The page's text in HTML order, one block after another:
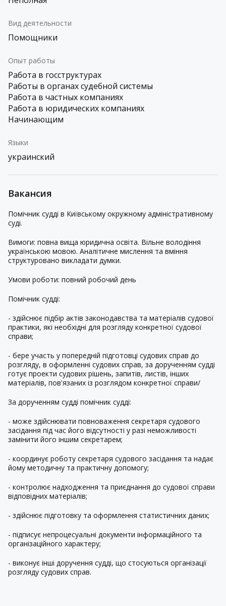
Вид деятельности
Помощники
Опыт работы
Работа в госструктурах
Работы в органах судебной системы
Работа в частных компаниях
Работа в юридических компаниях
Начинающим
Языки
украинский
Вакансия
Помічник судді в Київському окружному адміністративному
суді.
Вимоги: повна вища юридична освіта. Вільне володіння
українською мовою. Аналітичне мислення та вміння
структуровано викладати думки.
Умови роботи: повний робочий день
Помічник судді:
- здійснює підбір актів законодавства та матеріалів судової
практики, які необхідні для розгляду конкретної судової
справи;
- бере участь у попередній підготовці судових справ до
розгляду, в оформленні судових справ, за дорученням судді
готує проекти судових рішень, запитів, листів, інших
матеріалів, пов'язаних із розглядом конкретної справи/
За дорученням судді помічник судді:
- може здійснювати повноваження секретаря судового
засідання під час його відсутності у разі неможливості
замінити його іншим секретарем;
- координує роботу секретаря судового засідання та надає
йому методичну та практичну допомогу;
- контролює надходження та приєднання до судової справи
відповідних матеріалів;
- здійснює підготовку та оформлення статистичних даних;
- підписує непроцесуальні документи інформаційного та
організаційного характеру;
- виконує інші доручення судді, що стосуються організації
розгляду судових справ.